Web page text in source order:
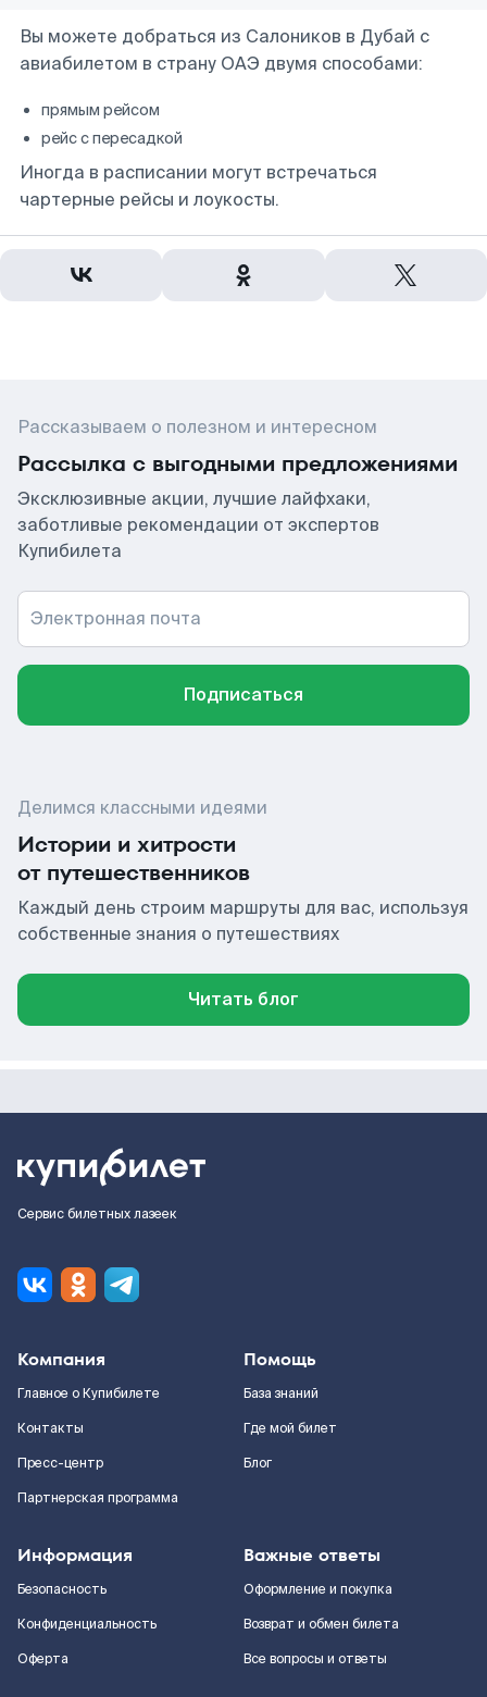
Вы можете добраться из Салоников в Дубай с
авиабилетом в страну ОАЭ двумя способами:
прямым рейсом
рейс с пересадкой
Иногда в расписании могут встречаться
чартерные рейсы и лоукосты.
Рассказываем о полезном и интересном
Рассылка с выгодными предложениями
Эксклюзивные акции, лучшие лайфхаки,
заботливые рекомендации от экспертов
Купибилета
Электронная почта
Подписаться
Делимся классными идеями
Истории и хитрости
от путешественников
Каждый день строим маршруты для вас, используя
собственные знания о путешествиях
Читать блог
Сервис билетных лазеек
Компания
Главное о Купибилете
Контакты
Пресс-центр
Партнерская программа
Помощь
База знаний
Где мой билет
Блог
Информация
Безопасность
Конфиденциальность
Оферта
Важные ответы
Оформление и покупка
Возврат и обмен билета
Все вопросы и ответы